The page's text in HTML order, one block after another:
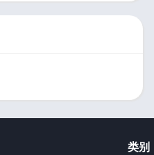
类别